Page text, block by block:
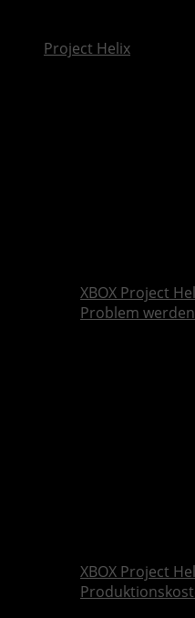
Project Helix
XBOX Project
Problem
XBOX Project